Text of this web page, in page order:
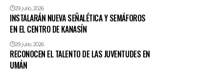
29 julio, 2026
INSTALARÁN NUEVA SEÑALÉTICA Y SEMÁFOROS
EN EL CENTRO DE KANASÍN
29 julio, 2026
RECONOCEN EL TALENTO DE LAS JUVENTUDES EN
UMÁN